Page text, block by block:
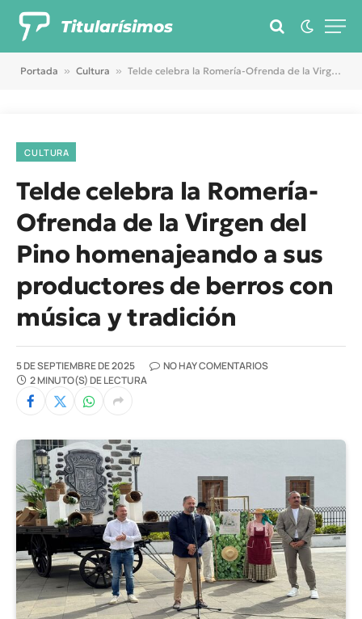
Titularísimos
Portada » Cultura » Telde celebra la Romería-Ofrenda de la Virgen del Pino homenajeando a sus productores de berros con música y tradición
CULTURA
Telde celebra la Romería-
Ofrenda de la Virgen del
Pino homenajeando a sus
productores de berros con
música y tradición
5 DE SEPTIEMBRE DE 2025
NO HAY COMENTARIOS
2 MINUTO(S) DE LECTURA